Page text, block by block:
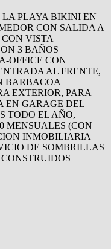
LA PLAYA BIKINI EN
CON SALIDA A
VISTA
3 BAÑOS
OFFICE CON
AL FRENTE,
BARBACOA
EXTERIOR, PARA
EN GARAGE DEL
TODO EL AÑO,
MENSUALES (CON
INMOBILIARIA
DE SOMBRILLAS